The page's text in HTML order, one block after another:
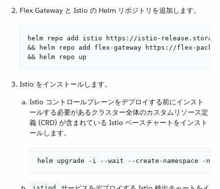
Flex Gateway と Istio の Helm リポジトリを追加します。
helm repo add istio https://istio-
&& helm repo add flex-gateway https://flex-
&& helm repo up
Istio をインストールします。
Istio コントロールプレーンをデプロイする前にインスト
ールする必要があるクラスター全体のカスタムリソース定
義 (CRD) が含まれている Istio ベースチャートをインスト
ールします。
helm upgrade -i --wait --create-namespace -